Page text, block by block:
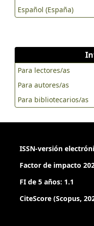
Español (España)
Para lectores/as
Para autores/as
Para bibliotecarios/as
ISSN-versión
Factor de impacto
FI de 5 años: 1.1
CiteScore (Scopus,